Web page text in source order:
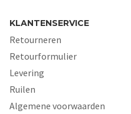
KLANTENSERVICE
Retourneren
Retourformulier
Levering
Ruilen
Algemene voorwaarden